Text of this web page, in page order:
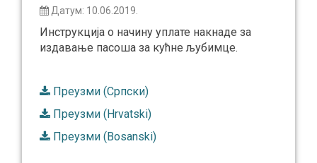
Датум: 10.06.2019.
Инструкција о начину уплате накнаде за
издавање пасоша за кућне љубимце.
Преузми (Српски)
Преузми (Hrvatski)
Преузми (Bosanski)